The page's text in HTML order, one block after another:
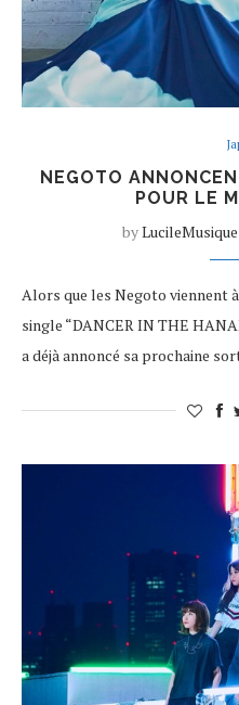
NEGOTO
POUR LE
byLucileMusique
Alors que les Negoto viennent
single “DANCER IN THE
a déjà annoncé sa prochaine